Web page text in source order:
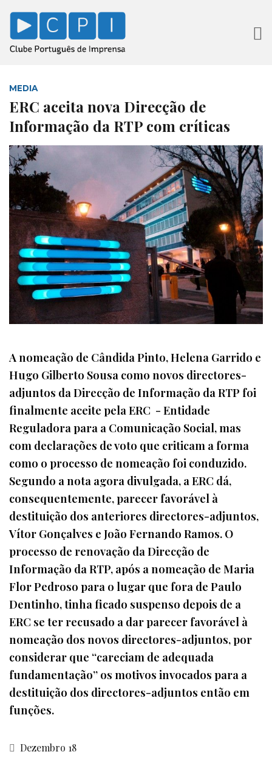
MEDIA
ERC aceita nova Direcção de
Informação da RTP com críticas
A nomeação de Cândida Pinto, Helena Garrido e
Hugo Gilberto Sousa como novos directores-
adjuntos da Direcção de Informação da RTP foi
finalmente aceite pela ERC - Entidade
Reguladora para a Comunicação Social, mas
com declarações de voto que criticam a forma
como o processo de nomeação foi conduzido.
Segundo a nota agora divulgada, a ERC dá,
consequentemente, parecer favorável à
destituição dos anteriores directores-adjuntos,
Vítor Gonçalves e João Fernando Ramos. O
processo de renovação da Direcção de
Informação da RTP, após a nomeação de Maria
Flor Pedroso para o lugar que fora de Paulo
Dentinho, tinha ficado suspenso depois de a
ERC se ter recusado a dar parecer favorável à
nomeação dos novos directores-adjuntos, por
considerar que “careciam de adequada
fundamentação” os motivos invocados para a
destituição dos directores-adjuntos então em
funções.
Dezembro 18